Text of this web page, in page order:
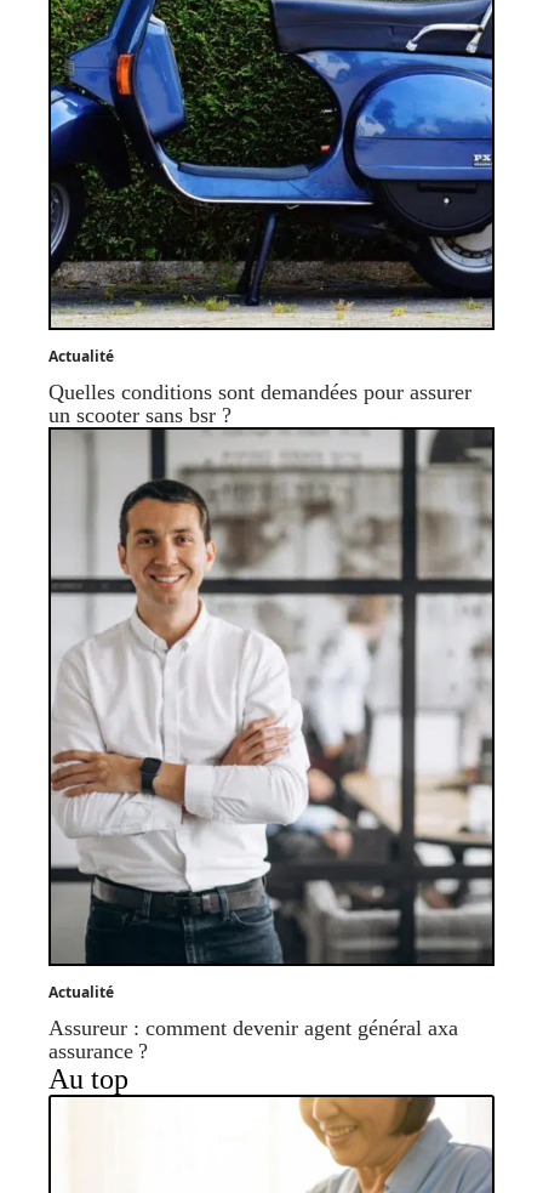
Actualité
Quelles conditions sont demandées pour assurer
un scooter sans bsr ?
Actualité
Assureur : comment devenir agent général axa
assurance ?
Au top